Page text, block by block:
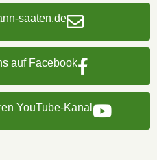
saaten.de
auf Facebook
YouTube-Kanal